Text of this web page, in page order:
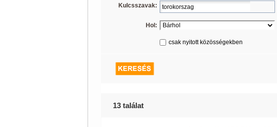
Kulcsszavak:
Hol:
csak nyitott közösségekben
13 találat